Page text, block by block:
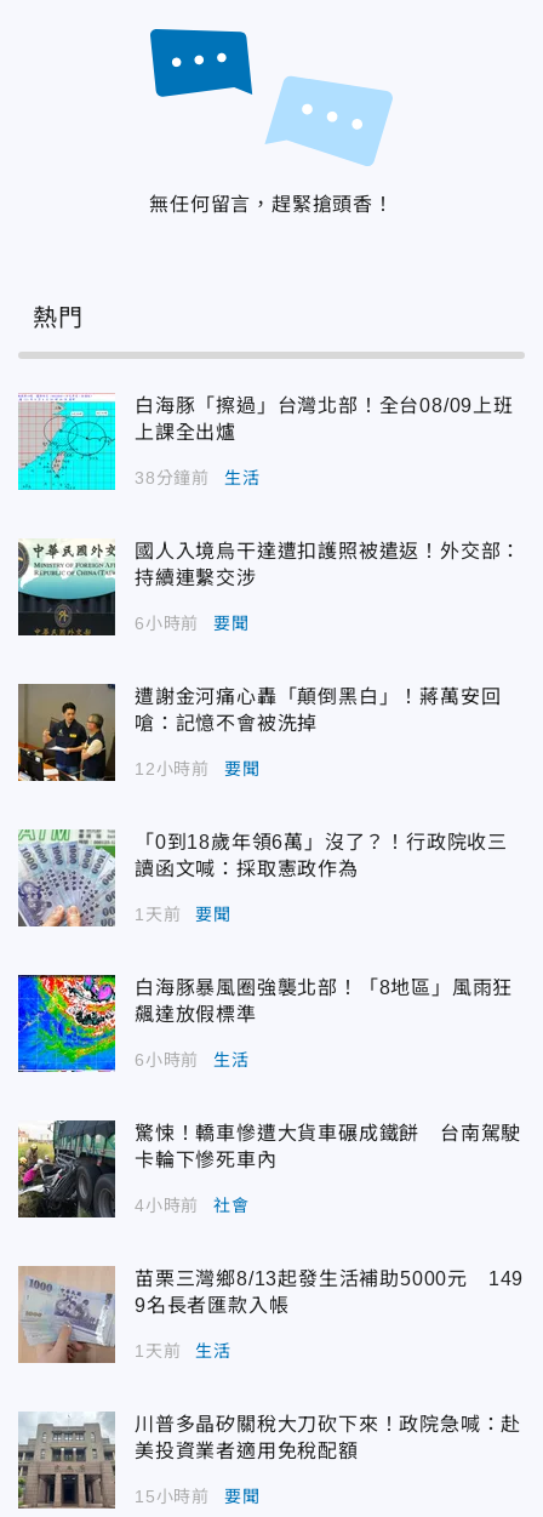
無任何留言，趕緊搶頭香！
熱門
白海豚「擦過」台灣北部！全台08/09上班
上課全出爐
38分鐘前 生活
國人入境烏干達遭扣護照被遣返！外交部：
持續連繫交涉
6小時前 要聞
遭謝金河痛心轟「顛倒黑白」！蔣萬安回
嗆：記憶不會被洗掉
12小時前 要聞
「0到18歲年領6萬」沒了？！行政院收三
讀函文喊：採取憲政作為
1天前 要聞
白海豚暴風圈強襲北部！「8地區」風雨狂
飆達放假標準
6小時前 生活
驚悚！轎車慘遭大貨車碾成鐵餅 台南駕駛
卡輪下慘死車內
4小時前 社會
苗栗三灣鄉8/13起發生活補助5000元 149
9名長者匯款入帳
1天前 生活
川普多晶矽關稅大刀砍下來！政院急喊：赴
美投資業者適用免稅配額
15小時前 要聞